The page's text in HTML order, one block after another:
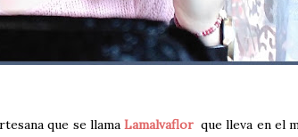
que se llama Lamalvaflorque lleva en el